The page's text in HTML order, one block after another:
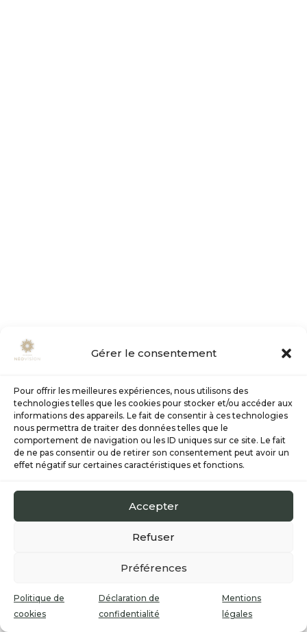
Gérer le consentement
Pour offrir les meilleures expériences, nous utilisons des
technologies telles que les cookies pour stocker et/ou accéder aux
informations des appareils. Le fait de consentir à ces technologies
nous permettra de traiter des données telles que le
comportement de navigation ou les ID uniques sur ce site. Le fait
de ne pas consentir ou de retirer son consentement peut avoir un
effet négatif sur certaines caractéristiques et fonctions.
Accepter
Refuser
Préférences
Politique de
cookies
Déclaration de
confidentialité
Mentions
légales